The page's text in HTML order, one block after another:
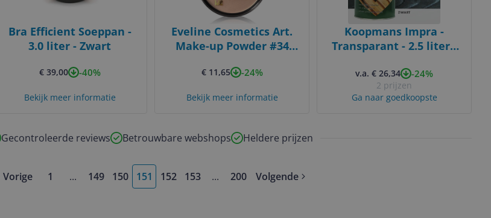
Bra Efficient Soeppan -
3.0 liter - Zwart
€ 39,00 -40%
Bekijk meer informatie
Eveline Cosmetics Art.
Make-up Powder #34
€ 11,65 -24%
Bekijk meer informatie
Koopmans Impra -
Transparant - 2.5 liter -
v.a. € 26,34 -24%
2 prijzen
Ga naar goedkoopste
Gecontroleerde reviews Betrouwbare webshops Heldere prijzen
Vorige 1 ...More pages
149 150 151 152 153 ...More pages
200 Volgende